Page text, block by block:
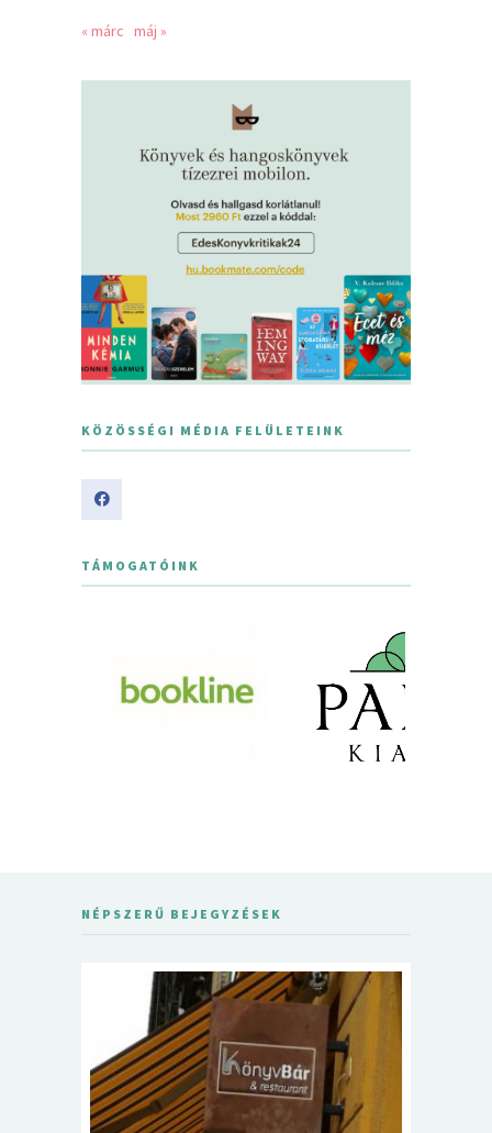
« márc máj »
KÖZÖSSÉGI MÉDIA FELÜLETEINK
TÁMOGATÓINK
NÉPSZERŰ BEJEGYZÉSEK